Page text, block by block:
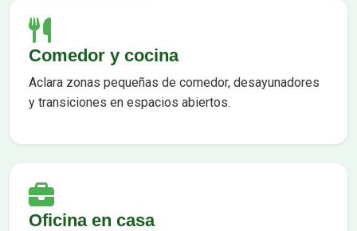
Comedor y cocina
Aclara zonas pequeñas de comedor, desayunadores
y transiciones en espacios abiertos.
Oficina en casa